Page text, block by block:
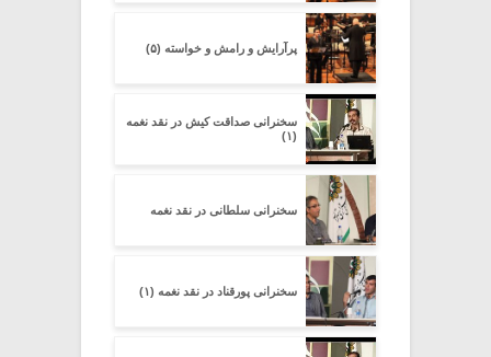
پرآرایش و رامش و خواسته (۵)
سخنرانی صداقت کیش در نقد نغمه
(۱)
سخنرانی سلطانی در نقد نغمه
سخنرانی پورقناد در نقد نغمه (۱)